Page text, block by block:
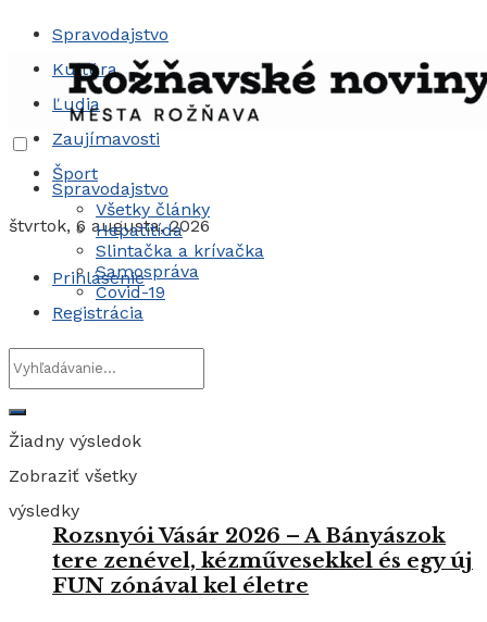
Spravodajstvo
Kultúra
Ľudia
Zaujímavosti
Šport
štvrtok, 6 augusta, 2026
Prihlásenie
Registrácia
Žiadny výsledok
Zobraziť všetky
výsledky
Spravodajstvo
Všetky články
Hepatitída
Slintačka a krívačka
Samospráva
Covid-19
Rozsnyói Vásár 2026 – A Bányászok
tere zenével, kézművesekkel és egy új
FUN zónával kel életre